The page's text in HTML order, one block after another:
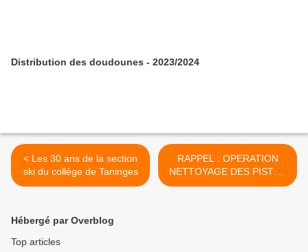
Distribution des doudounes - 2023/2024
< Les 30 ans de la section
ski du collège de Taninges
RAPPEL : OPERATION
NETTOYAGE DES PISTES
LE SAMEDI 20/10/18 >
Hébergé par Overblog
Top articles